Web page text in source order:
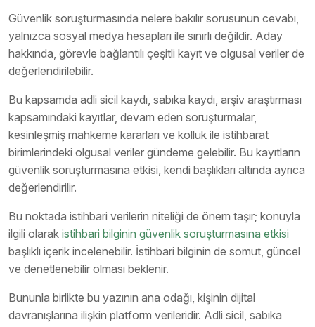
Güvenlik soruşturmasında nelere bakılır sorusunun cevabı,
yalnızca sosyal medya hesapları ile sınırlı değildir. Aday
hakkında, görevle bağlantılı çeşitli kayıt ve olgusal veriler de
değerlendirilebilir.
Bu kapsamda adli sicil kaydı, sabıka kaydı, arşiv araştırması
kapsamındaki kayıtlar, devam eden soruşturmalar,
kesinleşmiş mahkeme kararları ve kolluk ile istihbarat
birimlerindeki olgusal veriler gündeme gelebilir. Bu kayıtların
güvenlik soruşturmasına etkisi, kendi başlıkları altında ayrıca
değerlendirilir.
Bu noktada istihbari verilerin niteliği de önem taşır; konuyla
ilgili olarak istihbari bilginin güvenlik soruşturmasına etkisi
başlıklı içerik incelenebilir. İstihbari bilginin de somut, güncel
ve denetlenebilir olması beklenir.
Bununla birlikte bu yazının ana odağı, kişinin dijital
davranışlarına ilişkin platform verileridir. Adli sicil, sabıka